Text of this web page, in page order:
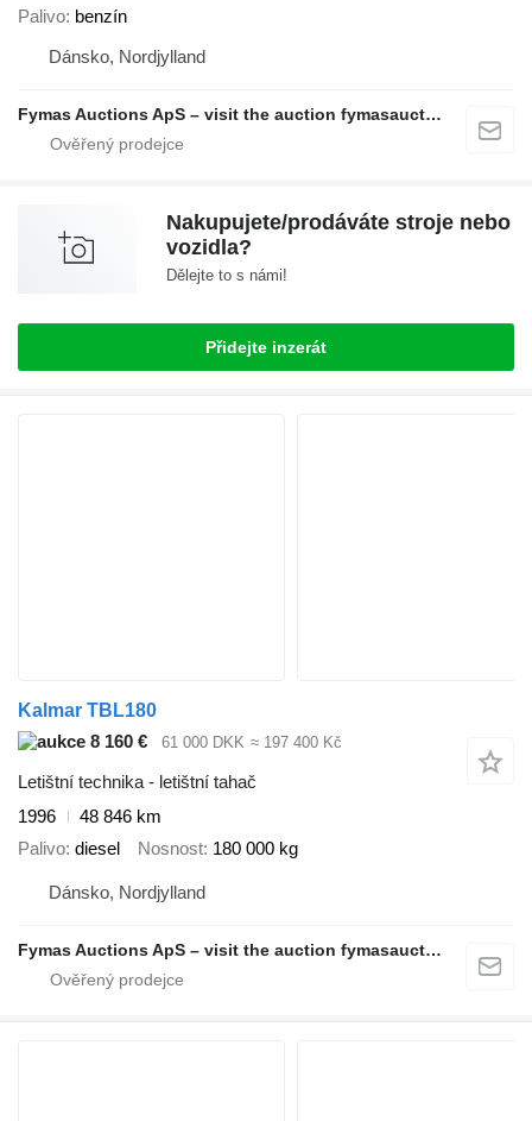
Palivo benzín
Dánsko, Nordjylland
Fymas Auctions ApS – visit the auction fymasauctions.dk
Nakupujete/prodáváte stroje nebo
vozidla?
Dělejte to s námi!
Přidejte inzerát
Kalmar TBL180
8 160 €
61 000 DKK ≈ 197 400 Kč
Letištní technika - letištní tahač
1996
48 846 km
Palivo diesel Nosnost 180 000 kg
Dánsko, Nordjylland
Fymas Auctions ApS – visit the auction fymasauctions.dk